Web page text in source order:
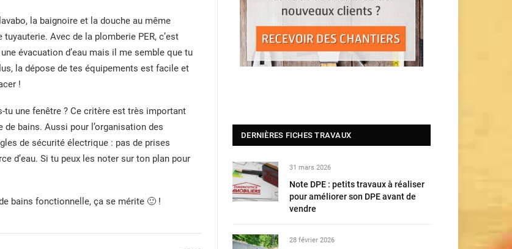
la baignoire et la douche au même
Avec de la plomberie PER, c’est
évacuation d’eau mais il me semble que tu
la dépose de tes équipements est facile et
!
une fenêtre ? Ce critère est très important
bains. Aussi pour l’organisation des
de sécurité électrique : pas de prises
d’eau. Si tu peux les noter sur ton plan pour
bains fonctionnelle, ça se mérite 🙂 !
DERNIÈRES FICHES TRAVAUX
31 mars 2026
Note DPE : petits travaux à réaliser
pour améliorer son DPE avant de
vendre
28 février 2026